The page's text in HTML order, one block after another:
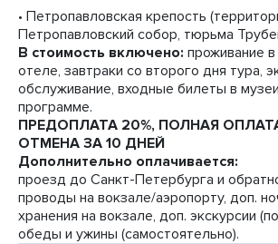
• Петропавловская крепость
Петропавловский собор, тюрьма
В стоимость включено: проживание
отеле, завтраки со второго дня тура,
обслуживание, входные билеты в
программе.
ПРЕДОПЛАТА 20%, ПОЛНАЯ
ОТМЕНА ЗА 10 ДНЕЙ
Дополнительно оплачивается:
проезд до Санкт-Петербурга и
проводы на вокзале/аэропорту, доп.
хранения на вокзале, доп. экскурсии
обеды и ужины (самостоятельно).